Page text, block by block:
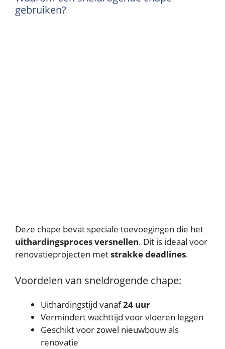
gebruiken?
Deze chape bevat speciale toevoegingen die het
uithardingsproces versnellen. Dit is ideaal voor
renovatieprojecten metstrakke deadlines.
Voordelen van sneldrogende chape:
Uithardingstijd vanaf24 uur
Vermindert wachttijd voor vloeren leggen
Geschikt voor zowel nieuwbouw als
renovatie